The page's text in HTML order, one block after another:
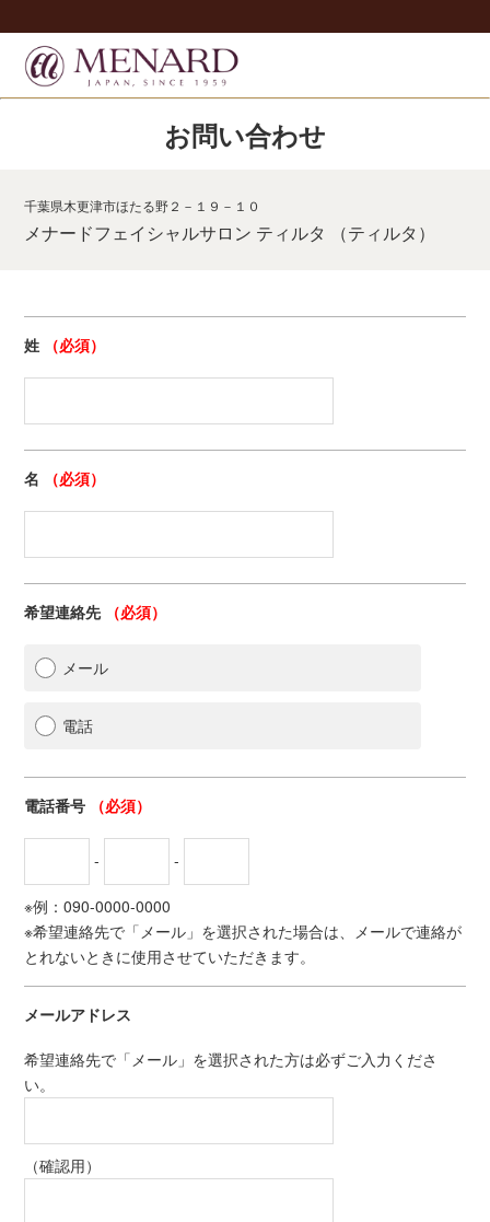
お問い合わせ
千葉県木更津市ほたる野２－１９－１０
メナードフェイシャルサロン ティルタ （ティルタ）
姓 （必須）
名 （必須）
希望連絡先 （必須）
メール
電話
電話番号 （必須）
- -
※例：090-0000-0000
※希望連絡先で「メール」を選択された場合は、メールで連絡が
とれないときに使用させていただきます。
メールアドレス
希望連絡先で「メール」を選択された方は必ずご入力くださ
い。
（確認用）